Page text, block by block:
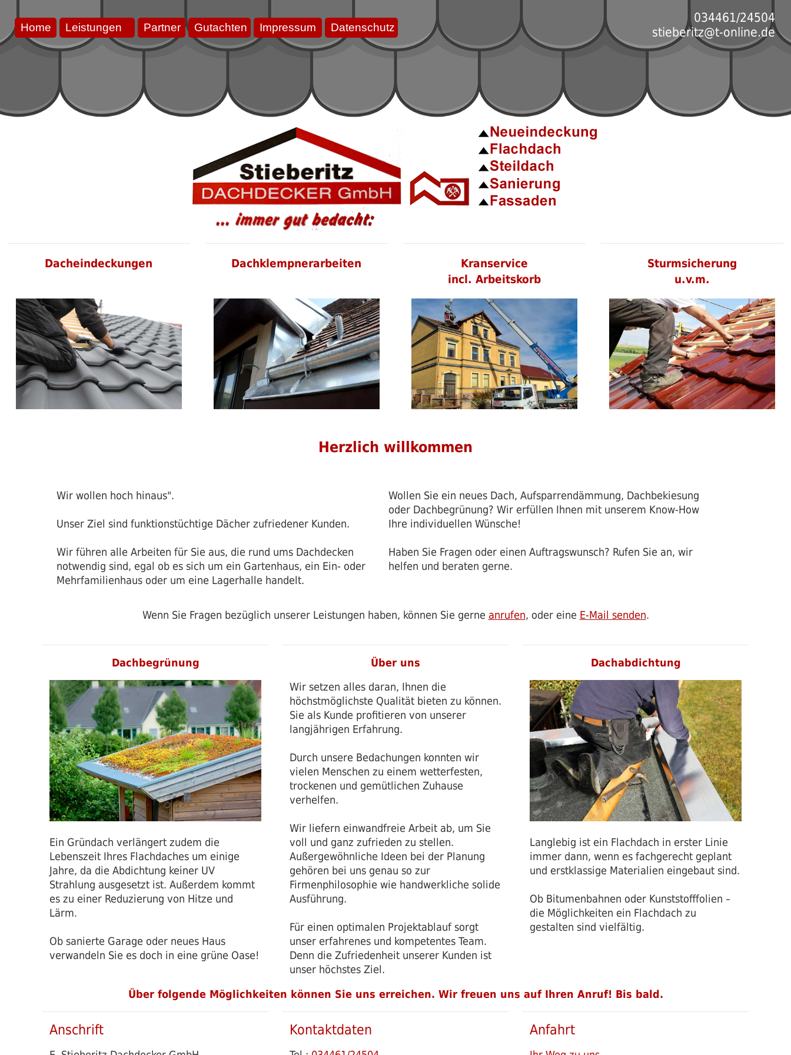
Home Leistungen Partner Gutachten Impressum Datenschutz
034461/24504
stieberitz@t-online.de
Dacheindeckungen Dachklempnerarbeiten
Kranservice
incl. Arbeitskorb
Sturmsicherung
u.v.m.
Herzlich willkommen
Wir wollen hoch hinaus".
Unser Ziel sind funktionstüchtige Dächer zufriedener Kunden.
Wir führen alle Arbeiten für Sie aus, die rund ums Dachdecken
notwendig sind, egal ob es sich um ein Gartenhaus, ein Ein- oder
Mehrfamilienhaus oder um eine Lagerhalle handelt.
Wollen Sie ein neues Dach, Aufsparrendämmung, Dachbekiesung
oder Dachbegrünung? Wir erfüllen Ihnen mit unserem Know-How
Ihre individuellen Wünsche!
Haben Sie Fragen oder einen Auftragswunsch? Rufen Sie an, wir
helfen und beraten gerne.
Wenn Sie Fragen bezüglich unserer Leistungen haben, können Sie gerne anrufen, oder eine E-Mail senden.
Dachbegrünung
Ein Gründach verlängert zudem die
Lebenszeit Ihres Flachdaches um einige
Jahre, da die Abdichtung keiner UV
Strahlung ausgesetzt ist. Außerdem kommt
es zu einer Reduzierung von Hitze und
Lärm.
Ob sanierte Garage oder neues Haus
verwandeln Sie es doch in eine grüne Oase!
Über uns
Wir setzen alles daran, Ihnen die
höchstmöglichste Qualität bieten zu können.
Sie als Kunde profitieren von unserer
langjährigen Erfahrung.
Durch unsere Bedachungen konnten wir
vielen Menschen zu einem wetterfesten,
trockenen und gemütlichen Zuhause
verhelfen.
Wir liefern einwandfreie Arbeit ab, um Sie
voll und ganz zufrieden zu stellen.
Außergewöhnliche Ideen bei der Planung
gehören bei uns genau so zur
Firmenphilosophie wie handwerkliche solide
Ausführung.
Für einen optimalen Projektablauf sorgt
unser erfahrenes und kompetentes Team.
Denn die Zufriedenheit unserer Kunden ist
unser höchstes Ziel.
Dachabdichtung
Langlebig ist ein Flachdach in erster Linie
immer dann, wenn es fachgerecht geplant
und erstklassige Materialien eingebaut sind.
Ob Bitumenbahnen oder Kunststofffolien –
die Möglichkeiten ein Flachdach zu
gestalten sind vielfältig.
Über folgende Möglichkeiten können Sie uns erreichen. Wir freuen uns auf Ihren Anruf! Bis bald.
Anschrift Kontaktdaten Anfahrt